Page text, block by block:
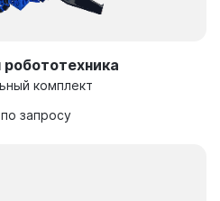
комплект
запросу